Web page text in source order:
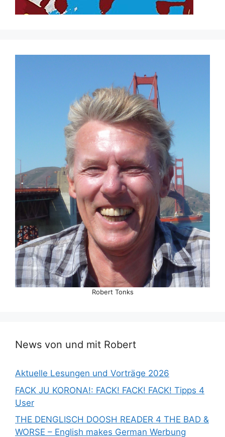
Robert Tonks
News von und mit Robert
Aktuelle Lesungen und Vorträge 2026
FACK JU KORONA!: FACK! FACK! FACK! Tipps 4
User
THE DENGLISCH DOOSH READER 4 THE BAD &
WORSE – English makes German Werbung